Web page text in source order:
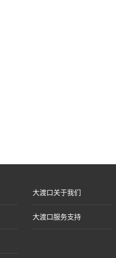
大渡口关于我们
大渡口服务支持